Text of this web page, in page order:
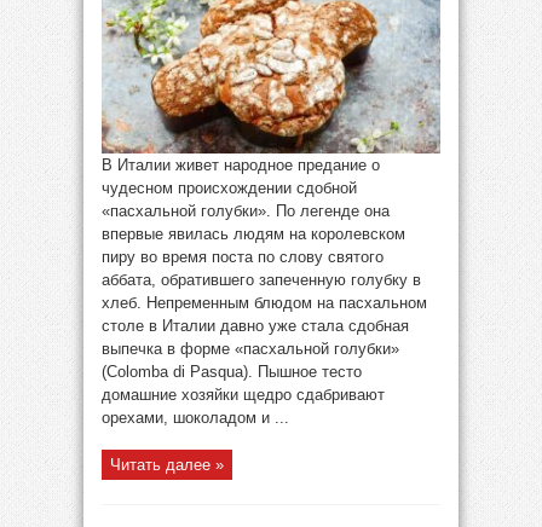
В Италии живет народное предание о
чудесном происхождении сдобной
«пасхальной голубки». По легенде она
впервые явилась людям на королевском
пиру во время поста по слову святого
аббата, обратившего запеченную голубку в
хлеб. Непременным блюдом на пасхальном
столе в Италии давно уже стала сдобная
выпечка в форме «пасхальной голубки»
(Colomba di Pasqua). Пышное тесто
домашние хозяйки щедро сдабривают
орехами, шоколадом и ...
Читать далее »